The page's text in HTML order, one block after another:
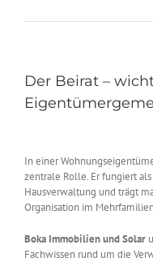
Der Beirat –
In einer
zentrale Rolle. Er fungiert
Hausverwaltung und trägt
Organisation im
Boka Immobilien und Solar
Fachwissen rund um die